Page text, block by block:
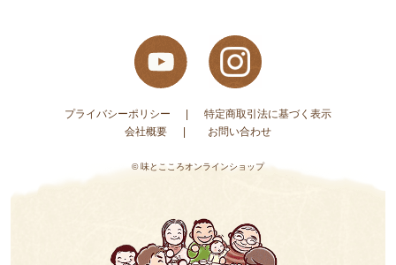
プライバシーポリシー
特定商取引法に基づく表示
会社概要
お問い合わせ
© 味とこころオンラインショップ